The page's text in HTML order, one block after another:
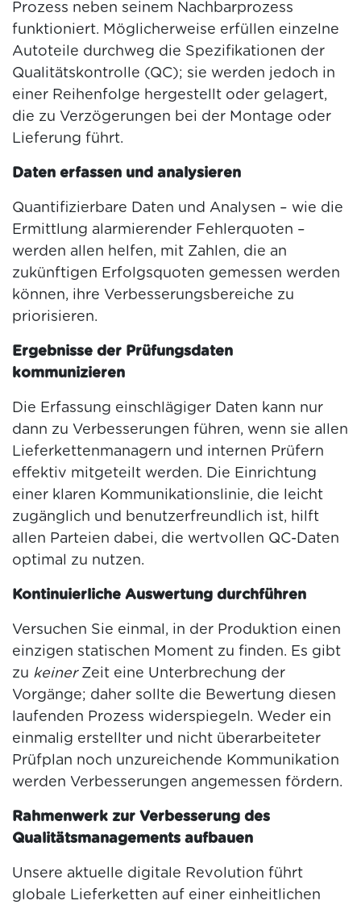
Prozess neben seinem Nachbarprozess
funktioniert. Möglicherweise erfüllen einzelne
Autoteile durchweg die Spezifikationen der
Qualitätskontrolle (QC); sie werden jedoch in
einer Reihenfolge hergestellt oder gelagert,
die zu Verzögerungen bei der Montage oder
Lieferung führt.
Daten erfassen und analysieren
Quantifizierbare Daten und Analysen – wie die
Ermittlung alarmierender Fehlerquoten –
werden allen helfen, mit Zahlen, die an
zukünftigen Erfolgsquoten gemessen werden
können, ihre Verbesserungsbereiche zu
priorisieren.
Ergebnisse der Prüfungsdaten
kommunizieren
Die Erfassung einschlägiger Daten kann nur
dann zu Verbesserungen führen, wenn sie allen
Lieferkettenmanagern und internen Prüfern
effektiv mitgeteilt werden. Die Einrichtung
einer klaren Kommunikationslinie, die leicht
zugänglich und benutzerfreundlich ist, hilft
allen Parteien dabei, die wertvollen QC-Daten
optimal zu nutzen.
Kontinuierliche Auswertung durchführen
Versuchen Sie einmal, in der Produktion einen
einzigen statischen Moment zu finden. Es gibt
zu keinerZeit eine Unterbrechung der
Vorgänge; daher sollte die Bewertung diesen
laufenden Prozess widerspiegeln. Weder ein
einmalig erstellter und nicht überarbeiteter
Prüfplan noch unzureichende Kommunikation
werden Verbesserungen angemessen fördern.
Rahmenwerk zur Verbesserung des
Qualitätsmanagements aufbauen
Unsere aktuelle digitale Revolution führt
globale Lieferketten auf einer einheitlichen